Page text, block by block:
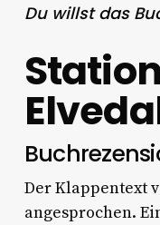
Du willst das
Der Klappentext
angesprochen.